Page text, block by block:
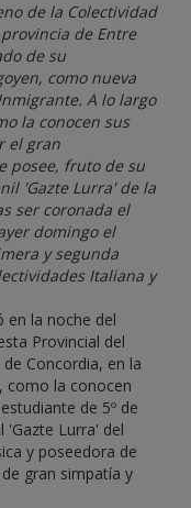
de la Colectividad
de Entre
de su
como nueva
A lo largo
la conocen sus
el gran
posee, fruto de su
'Gazte Lurra' de la
ser coronada el
domingo el
y segunda
Italiana y
en la noche del
Provincial del
Concordia, en la
como la conocen
de 5º de
'Gazte Lurra' del
y poseedora de
gran simpatía y